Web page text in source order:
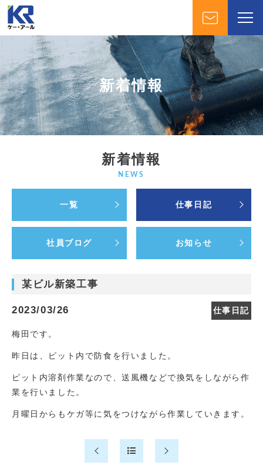
新着情報
新着情報
NEWS
一覧 仕事日記
社員ブログ お知らせ
某ビル新築工事
2023/03/26 仕事日記
梅田です。
昨日は、ピット内で防食を行いました。
ピット内溶剤作業なので、送風機などで換気をしながら作
業を行いました。
月曜日からもケガ等に気をつけながら作業していきます。